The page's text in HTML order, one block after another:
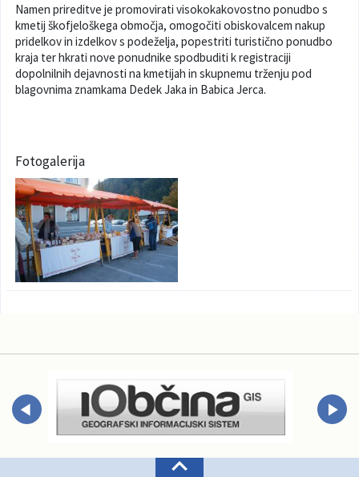
Namen prireditve je promovirati visokokakovostno ponudbo s
kmetij škofjeloškega območja, omogočiti obiskovalcem nakup
pridelkov in izdelkov s podeželja, popestriti turistično ponudbo
kraja ter hkrati nove ponudnike spodbuditi k registraciji
dopolnilnih dejavnosti na kmetijah in skupnemu trženju pod
blagovnima znamkama Dedek Jaka in Babica Jerca.
Fotogalerija